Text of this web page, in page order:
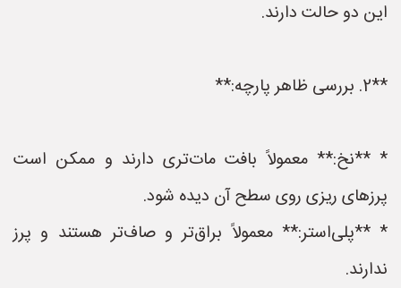
این دو حالت دارند.
**2. بررسی ظاهر پارچه:**
* **نخ:** معمولاً بافت مات‌تری دارند و ممکن است
پرزهای ریزی روی سطح آن دیده شود.
* **پلی‌استر:** معمولاً براق‌تر و صاف‌تر هستند و پرز
ندارند.